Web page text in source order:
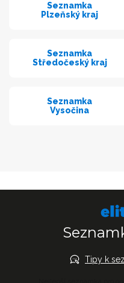
Seznamka
Plzeňský kraj
Seznamka
Středočeský kraj
Seznamka
Vysočina
Tipy k